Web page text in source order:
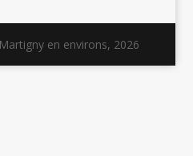
en environs, 2026